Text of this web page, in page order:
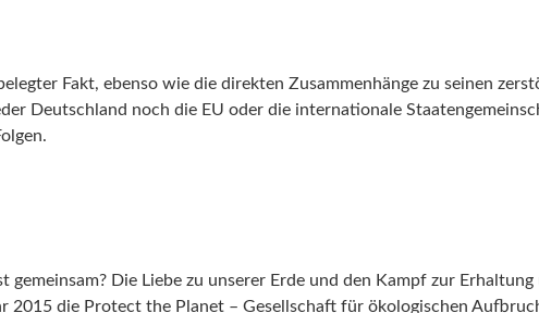
Fakt, ebenso wie die direkten Zusammenhänge zu seinen
Deutschland noch die EU oder die internationale
Die Liebe zu unserer Erde und den Kampf zur
2015 die Protect the Planet – Gesellschaft für ökologischen